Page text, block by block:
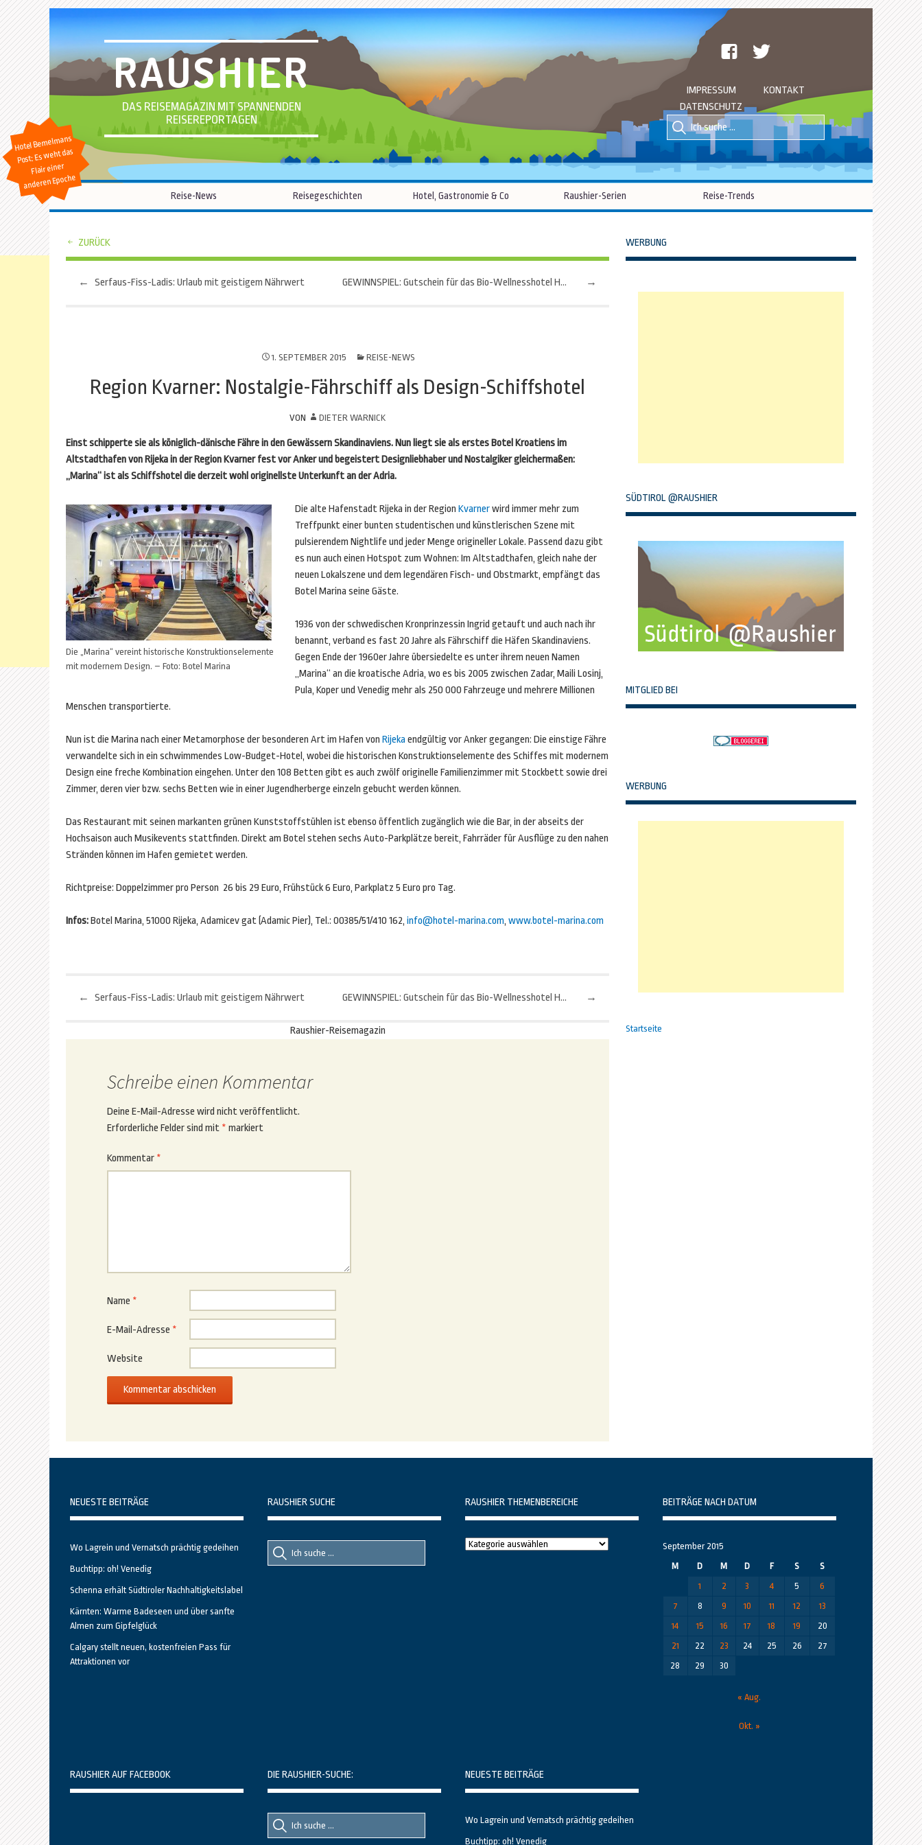
RAUSHIER
DAS REISEMAGAZIN MIT SPANNENDEN
REISEREPORTAGEN
facebook
IMPRESSUM
KONTAKT
DATENSCHUTZ
Suche
nach::
Suche
nach:
Hotel Bemelmans
Post: Es weht das
Flair einer
anderen Epoche
Reise-News Reisegeschichten Hotel, Gastronomie & Co Raushier-Serien Reise-Trends
ZURÜCK
Beitragsnavigation
← Serfaus-Fiss-Ladis: Urlaub mit geistigem Nährwert →
GEWINNSPIEL: Gutschein für das Bio-Wellnesshotel Holzleiten
1. SEPTEMBER 2015 REISE-NEWS
Region Kvarner: Nostalgie-Fährschiff als Design-Schiffshotel
VON DIETER WARNICK
Einst schipperte sie als königlich-dänische Fähre in den Gewässern Skandinaviens. Nun liegt sie als erstes Botel Kroatiens im
Altstadthafen von Rijeka in der Region Kvarner fest vor Anker und begeistert Designliebhaber und Nostalgiker gleichermaßen:
„Marina“ ist als Schiffshotel die derzeit wohl originellste Unterkunft an der Adria.
Die „Marina“ vereint historische Konstruktionselemente
mit modernem Design. – Foto: Botel Marina
Die alte Hafenstadt Rijeka in der Region Kvarnerwird immer mehr zum
Treffpunkt einer bunten studentischen und künstlerischen Szene mit
pulsierendem Nightlife und jeder Menge origineller Lokale. Passend dazu gibt
es nun auch einen Hotspot zum Wohnen: Im Altstadthafen, gleich nahe der
neuen Lokalszene und dem legendären Fisch- und Obstmarkt, empfängt das
Botel Marina seine Gäste.
1936 von der schwedischen Kronprinzessin Ingrid getauft und auch nach ihr
benannt, verband es fast 20 Jahre als Fährschiff die Häfen Skandinaviens.
Gegen Ende der 1960er Jahre übersiedelte es unter ihrem neuen Namen
„Marina“ an die kroatische Adria, wo es bis 2005 zwischen Zadar, Maili Losinj,
Pula, Koper und Venedig mehr als 250 000 Fahrzeuge und mehrere Millionen
Menschen transportierte.
Nun ist die Marina nach einer Metamorphose der besonderen Art im Hafen von Rijeka endgültig vor Anker gegangen: Die einstige Fähre
verwandelte sich in ein schwimmendes Low-Budget-Hotel, wobei die historischen Konstruktionselemente des Schiffes mit modernem
Design eine freche Kombination eingehen. Unter den 108 Betten gibt es auch zwölf originelle Familienzimmer mit Stockbett sowie drei
Zimmer, deren vier bzw. sechs Betten wie in einer Jugendherberge einzeln gebucht werden können.
Das Restaurant mit seinen markanten grünen Kunststoffstühlen ist ebenso öffentlich zugänglich wie die Bar, in der abseits der
Hochsaison auch Musikevents stattfinden. Direkt am Botel stehen sechs Auto-Parkplätze bereit, Fahrräder für Ausflüge zu den nahen
Stränden können im Hafen gemietet werden.
Richtpreise: Doppelzimmer pro Person 26 bis 29 Euro, Frühstück 6 Euro, Parkplatz 5 Euro pro Tag.
Infos:Botel Marina, 51000 Rijeka, Adamicev gat (Adamic Pier), Tel.: 00385/51/410 162, info@hotel-marina.com, www.botel-marina.com
Beitragsnavigation
← Serfaus-Fiss-Ladis: Urlaub mit geistigem Nährwert →
GEWINNSPIEL: Gutschein für das Bio-Wellnesshotel Holzleiten
Raushier-Reisemagazin
Schreibe einen Kommentar
Deine E-Mail-Adresse wird nicht veröffentlicht.
Erforderliche Felder sind mit * markiert
Kommentar *
Name *
E-Mail-Adresse *
Website
WERBUNG
SÜDTIROL @RAUSHIER
MITGLIED BEI
WERBUNG
Startseite
NEUESTE BEITRÄGE
Wo Lagrein und Vernatsch prächtig gedeihen
Buchtipp: oh! Venedig
Schenna erhält Südtiroler Nachhaltigkeitslabel
Kärnten: Warme Badeseen und über sanfte
Almen zum Gipfelglück
Calgary stellt neuen, kostenfreien Pass für
Attraktionen vor
RAUSHIER SUCHE
Suche
nach::
Suche
nach:
RAUSHIER THEMENBEREICHE
Raushier
BEITRÄGE NACH DATUM
September 2015
M
D M D F S
S
1
2 3 4 5
6
7
8 9 10 11 12
13
14
15 16 17 18 19
20
21
22 23 24 25 26
27
28
29 30
« Aug.
Okt. »
RAUSHIER AUF FACEBOOK DIE RAUSHIER-SUCHE:
Suche
nach::
Suche
nach:
NEUESTE BEITRÄGE
Wo Lagrein und Vernatsch prächtig gedeihen
Buchtipp: oh! Venedig